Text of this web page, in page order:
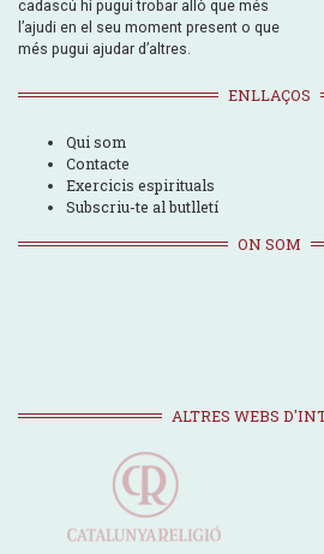
cadascú hi pugui trobar allò que més
l’ajudi en el seu moment present o que
més pugui ajudar d’altres.
ENLLAÇOS
Qui som
Contacte
Exercicis espirituals
Subscriu-te al butlletí
ON SOM
ALTRES WEBS